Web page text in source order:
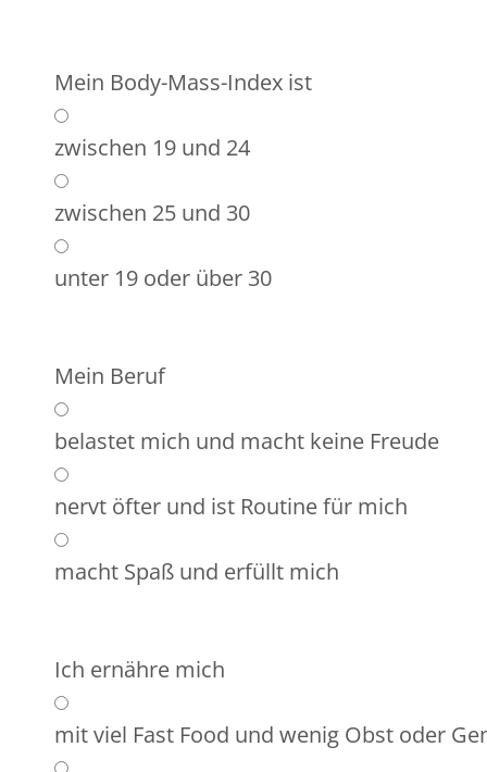
Mein Body-Mass-Index ist
zwischen 19 und 24
zwischen 25 und 30
unter 19 oder über 30
Mein Beruf
belastet mich und macht keine Freude
nervt öfter und ist Routine für mich
macht Spaß und erfüllt mich
Ich ernähre mich
mit viel Fast Food und wenig Obst oder